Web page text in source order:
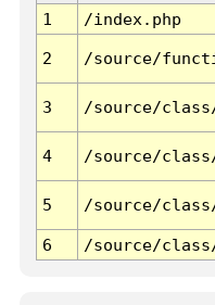
1
/index.php
2 /source/
3 /source/
4 /source/
5 /source/
6 /source/